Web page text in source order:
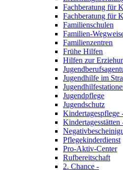
Fachberatung für
Fachberatung für
Familienschulen
Familien-
Familienzentren
Frühe Hilfen
Hilfen zur
Jugendhilfe im
Jugendpflege
Jugendschutz
Kindertagespflege
Kindertagesstätten
Pflegekinderdienst
Pro-Aktiv-Center
Rufbereitschaft
2. Chance -